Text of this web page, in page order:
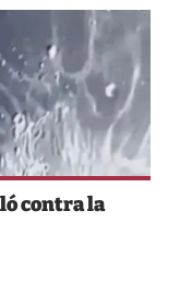
contra la